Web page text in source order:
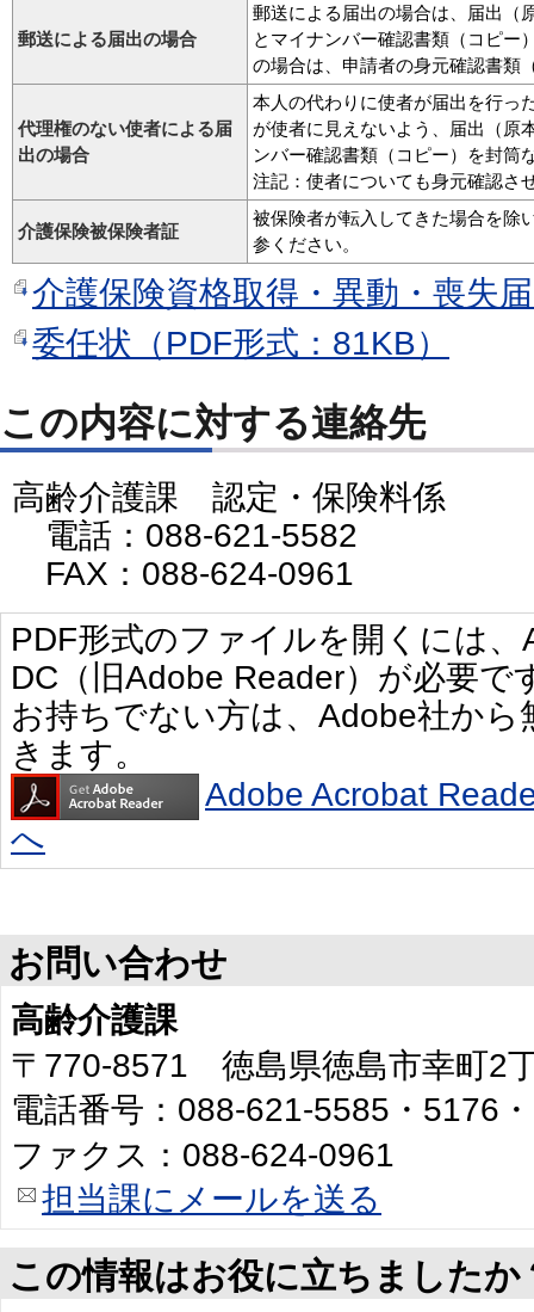
郵送による届出の場合
郵送による届出の場合は、届出（
とマイナンバー確認書類（コピー
の場合は、申請者の身元確認書類
代理権のない使者による届
出の場合
本人の代わりに使者が届出を行っ
が使者に見えないよう、届出（原
ンバー確認書類（コピー）を封筒
注記：使者についても身元確認さ
介護保険被保険者証
被保険者が転入してきた場合を除
参ください。
介護保険資格取得・異動・喪失
委任状（PDF形式：81KB）
この内容に対する連絡先
高齢介護課 認定・保険料係
電話：088-621-5582
FAX：088-624-0961
PDF形式のファイルを開くには
DC（旧Adobe Reader）が必要で
お持ちでない方は、Adobe社か
きます。
Adobe Acrobat
へ
お問い合わせ
高齢介護課
〒770-8571 徳島県徳島市幸町2
電話番号：088-621-5585・5176
ファクス：088-624-0961
担当課にメールを送る
この情報はお役に立ちましたか